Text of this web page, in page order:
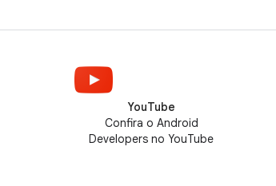
YouTube
Confira o Android
Developers no YouTube